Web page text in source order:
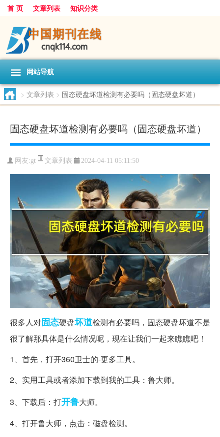
首 页 文章列表 知识分类
网站导航
> 文章列表 > 固态硬盘坏道检测有必要吗（固态硬盘坏道）
固态硬盘坏道检测有必要吗（固态硬盘坏道）
网友:gt 文章列表 2024-04-11 05:11:50
很多人对固态硬盘坏道检测有必要吗，固态硬盘坏道不是
很了解那具体是什么情况呢，现在让我们一起来瞧瞧吧！
1、首先，打开360卫士的-更多工具。
2、实用工具或者添加下载到我的工具：鲁大师。
3、下载后：打开鲁大师。
4、打开鲁大师，点击：磁盘检测。